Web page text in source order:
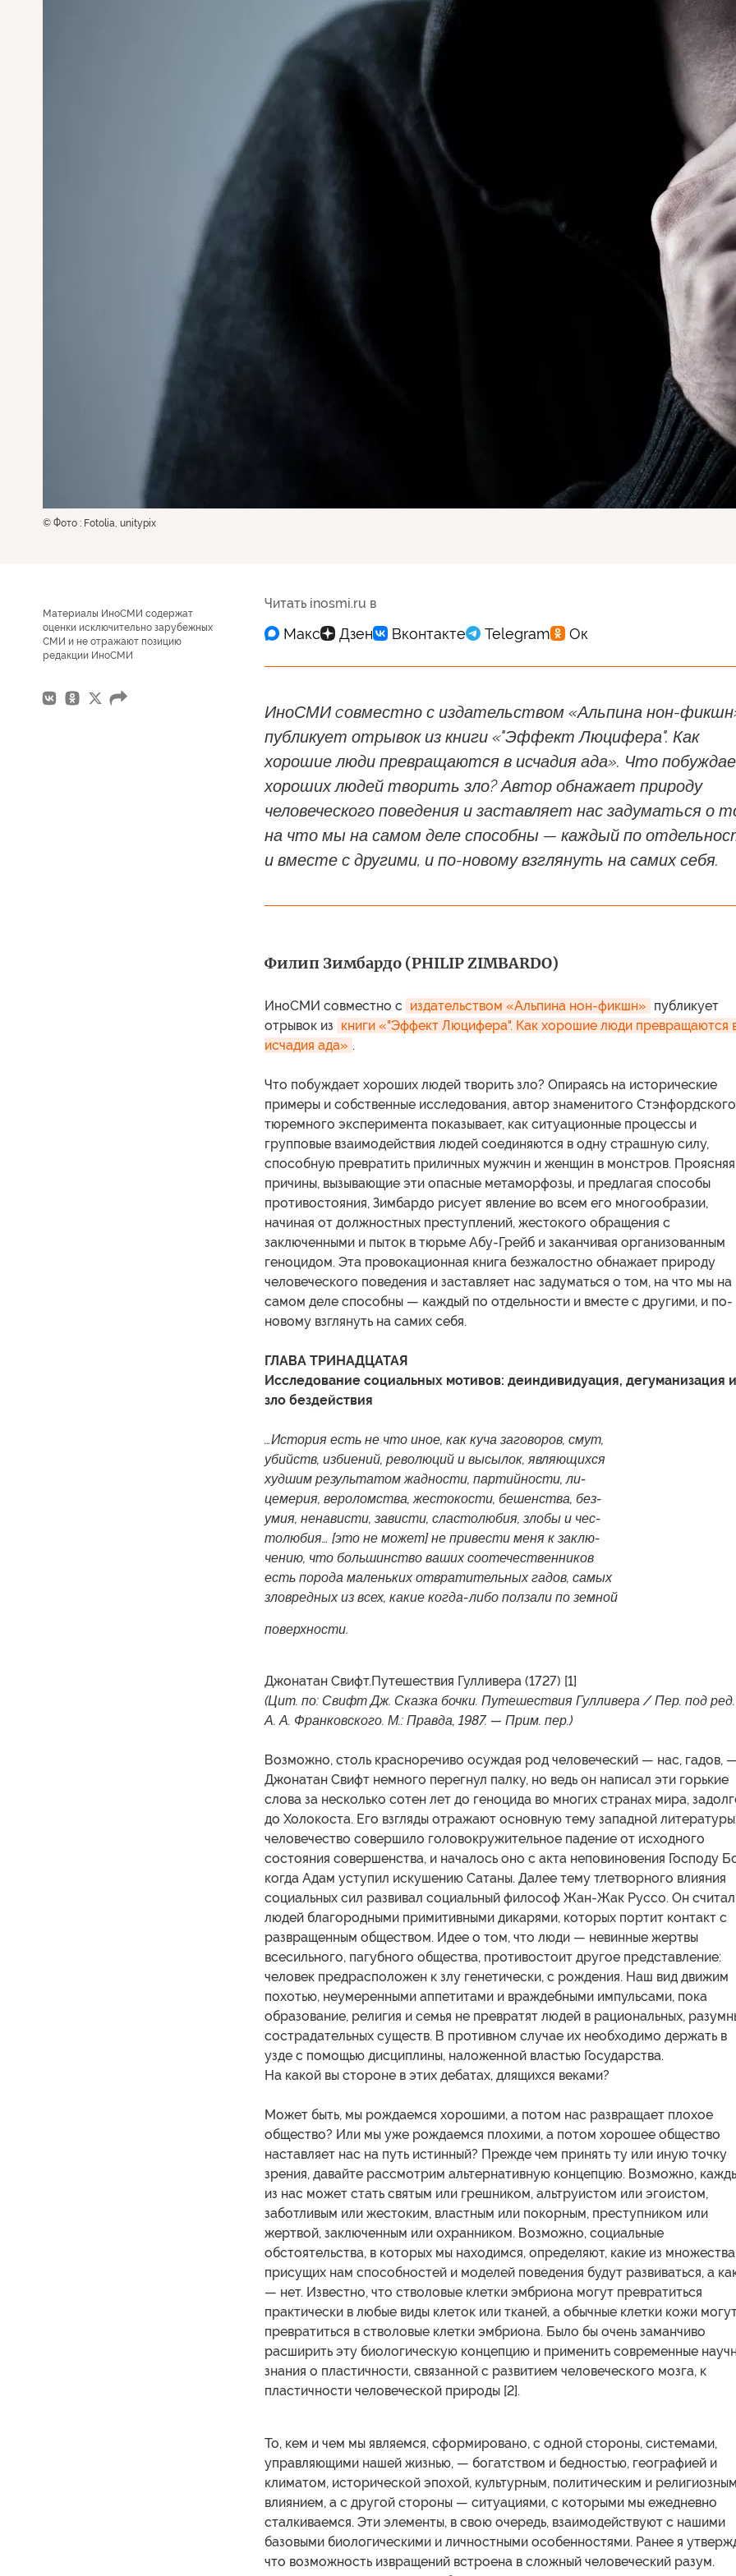
© Фото : Fotolia, unitypix
Материалы ИноСМИ содержат
оценки исключительно зарубежных
СМИ и не отражают позицию
редакции ИноСМИ
Читать inosmi.ru в
ИноСМИ cовместно с издательством «Альпина нон-
публикует отрывок из книги «"Эффект Люцифера". Как
хорошие люди превращаются в исчадия ада». Что
хороших людей творить зло? Автор обнажает природу
человеческого поведения и заставляет нас задуматься о
на что мы на самом деле способны — каждый по
и вместе с другими, и по-новому взглянуть на самих себя.
Филип Зимбардо (PHILIP ZIMBARDO)
ИноСМИ cовместно с издательством «Альпина нон-фикшн» публикует
отрывок из книги «"Эффект Люцифера". Как хорошие люди превращаются
исчадия ада» .
Что побуждает хороших людей творить зло? Опираясь на исторические
примеры и собственные исследования, автор знаменитого Стэнфордского
тюремного эксперимента показывает, как ситуационные процессы и
групповые взаимодействия людей соединяются в одну страшную силу,
способную превратить приличных мужчин и женщин в монстров. Проясняя
причины, вызывающие эти опасные метаморфозы, и предлагая способы
противостояния, Зимбардо рисует явление во всем его многообразии,
начиная от должностных преступлений, жестокого обращения с
заключенными и пыток в тюрьме Абу-Грейб и заканчивая организованным
геноцидом. Эта провокационная книга безжалостно обнажает природу
человеческого поведения и заставляет нас задуматься о том, на что мы на
самом деле способны — каждый по отдельности и вместе с другими, и по-
новому взглянуть на самих себя.
ГЛАВА ТРИНАДЦАТАЯ
Исследование социальных мотивов: деиндивидуация, дегуманизация и
зло бездействия
…История есть не что иное, как куча заговоров, смут,
убийств, избиений, революций и высылок, являющихся
худшим результатом жадности, партийности, ли-
цемерия, вероломства, жестокости, бешенства, без-
умия, ненависти, зависти, сластолюбия, злобы и чес-
толюбия… [это не может] не привести меня к заклю-
чению, что большинство ваших соотечественников
есть порода маленьких отвратительных гадов, самых
зловредных из всех, какие когда-либо ползали по земной
поверхности.
Джонатан Свифт.Путешествия Гулливера (1727) [1]
(Цит. по: Свифт Дж. Сказка бочки. Путешествия Гулливера / Пер. под ред.
А. А. Франковского. М.: Правда, 1987. — Прим. пер.)
Возможно, столь красноречиво осуждая род человеческий — нас, гадов,
Джонатан Свифт немного перегнул палку, но ведь он написал эти горькие
слова за несколько сотен лет до геноцида во многих странах мира,
до Холокоста. Его взгляды отражают основную тему западной
человечество совершило головокружительное падение от исходного
состояния совершенства, и началось оно с акта неповиновения Господу
когда Адам уступил искушению Сатаны. Далее тему тлетворного влияния
социальных сил развивал социальный философ Жан-Жак Руссо. Он считал
людей благородными примитивными дикарями, которых портит контакт с
развращенным обществом. Идее о том, что люди — невинные жертвы
всесильного, пагубного общества, противостоит другое представление:
человек предрасположен к злу генетически, с рождения. Наш вид движим
похотью, неумеренными аппетитами и враждебными импульсами, пока
образование, религия и семья не превратят людей в рациональных,
сострадательных существ. В противном случае их необходимо держать в
узде с помощью дисциплины, наложенной властью Государства.
На какой вы стороне в этих дебатах, длящихся веками?
Может быть, мы рождаемся хорошими, а потом нас развращает плохое
общество? Или мы уже рождаемся плохими, а потом хорошее общество
наставляет нас на путь истинный? Прежде чем принять ту или иную точку
зрения, давайте рассмотрим альтернативную концепцию. Возможно,
из нас может стать святым или грешником, альтруистом или эгоистом,
заботливым или жестоким, властным или покорным, преступником или
жертвой, заключенным или охранником. Возможно, социальные
обстоятельства, в которых мы находимся, определяют, какие из множества
присущих нам способностей и моделей поведения будут развиваться, а
— нет. Известно, что стволовые клетки эмбриона могут превратиться
практически в любые виды клеток или тканей, а обычные клетки кожи
превратиться в стволовые клетки эмбриона. Было бы очень заманчиво
расширить эту биологическую концепцию и применить современные
знания о пластичности, связанной с развитием человеческого мозга, к
пластичности человеческой природы [2].
То, кем и чем мы являемся, сформировано, с одной стороны, системами,
управляющими нашей жизнью, — богатством и бедностью, географией и
климатом, исторической эпохой, культурным, политическим и религиозным
влиянием, а с другой стороны — ситуациями, с которыми мы ежедневно
сталкиваемся. Эти элементы, в свою очередь, взаимодействуют с нашими
базовыми биологическими и личностными особенностями. Ранее я
что возможность извращений встроена в сложный человеческий разум.